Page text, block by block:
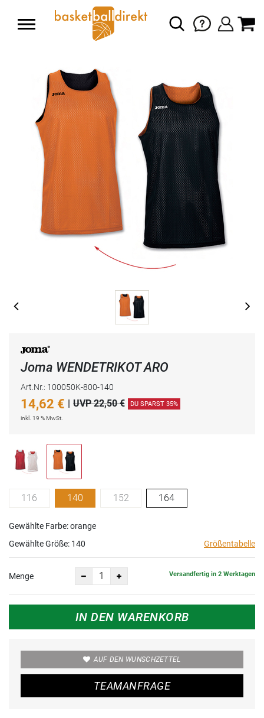
Joma WENDETRIKOT ARO
Art.Nr.: 100050K-800-140
14,62 € UVP 22,50 € DU SPARST 35%
inkl. 19 % MwSt.
116 140 152 164
Gewählte Farbe: orange
Gewählte Größe: 140 Größentabelle
Menge Versandfertig in 2 Werktagen
IN DEN WARENKORB
AUF DEN WUNSCHZETTEL
TEAMANFRAGE